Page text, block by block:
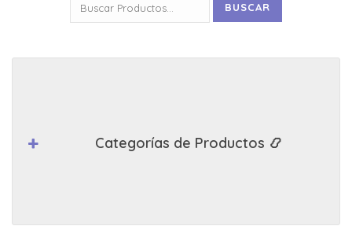
por:
BUSCAR
Categorías de Productos 📿